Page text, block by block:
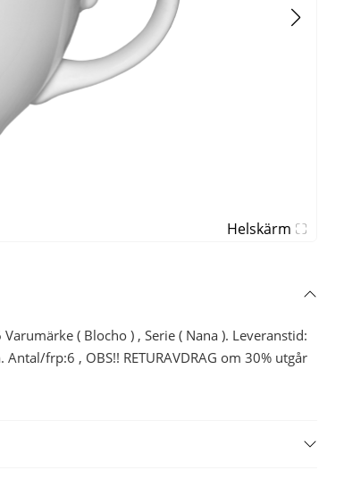
Helskärm
( Blocho ) , Serie ( Nana ). Leveranstid:
frp:6 , OBS!! RETURAVDRAG om 30% utgår